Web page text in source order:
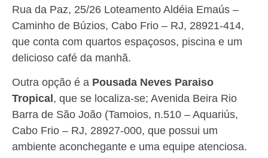
Rua da Paz, 25/26 Loteamento Aldéia Emaús –
Caminho de Búzios, Cabo Frio – RJ, 28921-414,
que conta com quartos espaçosos, piscina e um
delicioso café da manhã.
Outra opção é a Pousada Neves Paraiso
Tropical , que se localiza-se; Avenida Beira Rio
Barra de São João (Tamoios, n.510 – Aquariús,
Cabo Frio – RJ, 28927-000, que possui um
ambiente aconchegante e uma equipe atenciosa.